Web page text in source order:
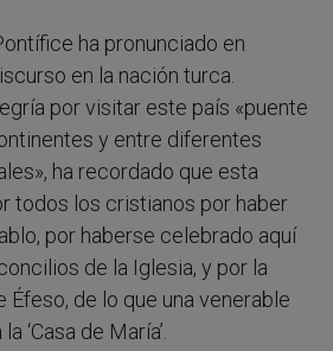
ha pronunciado en
en la nación turca.
por visitar este país «puente
y entre diferentes
ha recordado que esta
todos los cristianos por haber
por haberse celebrado aquí
de la Iglesia, y por la
Éfeso, de lo que una venerable
‘Casa de María’.